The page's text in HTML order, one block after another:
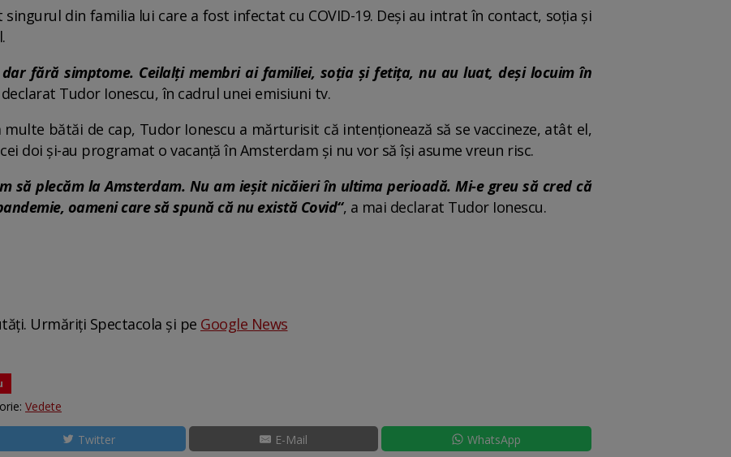
din familia lui care a fost infectat cu COVID-19. Deși au intrat în contact, soția și
dar fără simptome. Ceilalți membri ai familiei, soția și fetița, nu au luat, deși locuim în
Tudor Ionescu, în cadrul unei emisiuni tv.
bătăi de cap, Tudor Ionescu a mărturisit că intenționează să se vaccineze, atât el,
doi și-au programat o vacanță în Amsterdam și nu vor să își asume vreun risc.
să plecăm la Amsterdam. Nu am ieșit nicăieri în ultima perioadă. Mi-e greu să cred că
oameni care să spună că nu există Covid“, a mai declarat Tudor Ionescu.
Urmăriți Spectacola și pe Google News
Vedete
Twitter E-Mail WhatsApp